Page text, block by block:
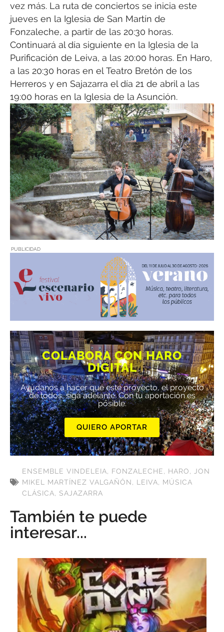
vez más. La ruta de conciertos se inicia este
jueves en la Iglesia de San Martín de
Fonzaleche, a partir de las 20:30 horas.
Continuará al día siguiente en la Iglesia de la
Purificación de Leiva, a las 20:00 horas. En Haro,
a las 20:30 horas en el Teatro Bretón de los
Herreros y en Sajazarra el día 21 de abril a las
19:00 horas en la Iglesia de la Asunción.
PUBLICIDAD
COLABORA CON HARO
DIGITAL
Ayúdanos a hacer que este proyecto, el proyecto
de todos, siga adelante. Con tu aportación es
posible.
QUIERO APORTAR
ENSEMBLE VINDELEIA, FONZALECHE, HARO,
JON
MIKEL MARTÍNEZ VALGAÑÓN, LEIVA, MÚSICA
CLÁSICA, SAJAZARRA
También te puede
interesar...